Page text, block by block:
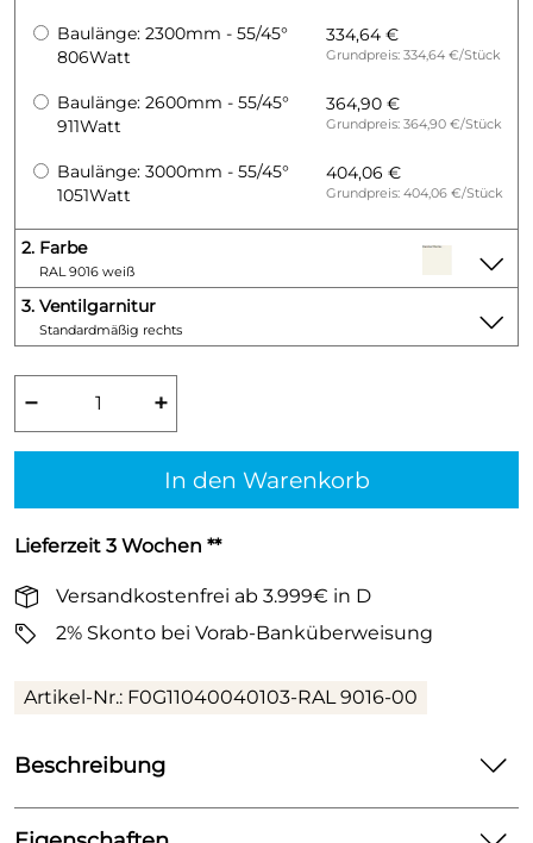
Baulänge: 2300mm - 55/45°
806Watt
334,64 €
Grundpreis: 334,64 €/Stück
Baulänge: 2600mm - 55/45°
911Watt
364,90 €
Grundpreis: 364,90 €/Stück
Baulänge: 3000mm - 55/45°
1051Watt
404,06 €
Grundpreis: 404,06 €/Stück
2. Farbe
RAL 9016 weiß
3. Ventilgarnitur
Standardmäßig rechts
− +
In den Warenkorb
Lieferzeit 3 Wochen **
Versandkostenfrei ab 3.999€ in D
2% Skonto bei Vorab-Banküberweisung
Artikel-Nr.: F0G11040040103-RAL 9016-00
Beschreibung
DerRamo Ventil Compactsteht für höchste Ansprüche an
Komfort und Leistung. Serienmäßig ist er mit einer integrierten